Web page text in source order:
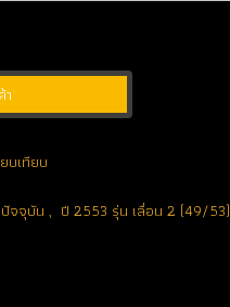
บเทียบ
จจุบัน , ปี 2553 รุ่น เลื่อน 2 (49/53)